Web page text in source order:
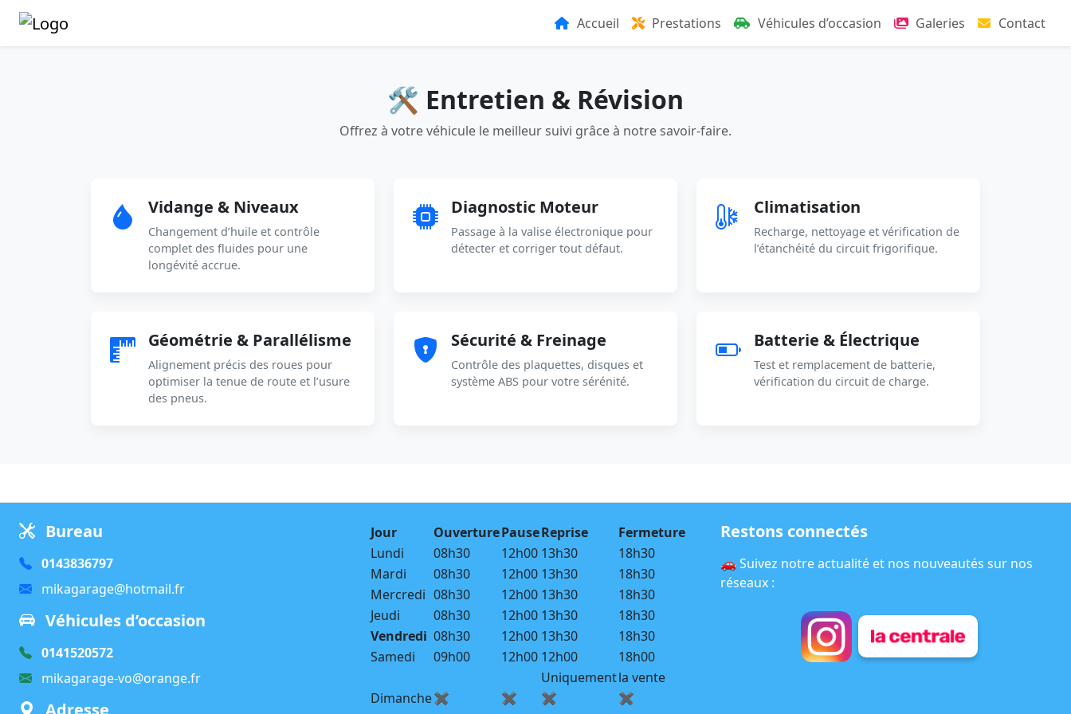
Accueil Prestations Véhicules d’occasion Galeries Contact
🛠️ Entretien & Révision
Offrez à votre véhicule le meilleur suivi grâce à notre savoir-faire.
Vidange & Niveaux
Changement d’huile et contrôle
complet des fluides pour une
longévité accrue.
Diagnostic Moteur
Passage à la valise électronique pour
détecter et corriger tout défaut.
Climatisation
Recharge, nettoyage et vérification de
l’étanchéité du circuit frigorifique.
Géométrie & Parallélisme
Alignement précis des roues pour
optimiser la tenue de route et l’usure
des pneus.
Sécurité & Freinage
Contrôle des plaquettes, disques et
système ABS pour votre sérénité.
Batterie & Électrique
Test et remplacement de batterie,
vérification du circuit de charge.
Bureau
0143836797
mikagarage@hotmail.fr
Véhicules d’occasion
0141520572
mikagarage-vo@orange.fr
Adresse
Jour OuverturePauseReprise
Fermeture
Lundi
08h30 12h00 13h30
18h30
Mardi
08h30 12h00 13h30
18h30
Mercredi 08h30 12h00 13h30
18h30
Jeudi
08h30 12h00 13h30
18h30
Vendredi 08h30 12h00 13h30
18h30
Samedi
09h00 12h00 12h00
18h00
Uniquementla vente
Dimanche✖ ✖ ✖ ✖
Restons connectés
🚗 Suivez notre actualité et nos nouveautés sur nos
réseaux :